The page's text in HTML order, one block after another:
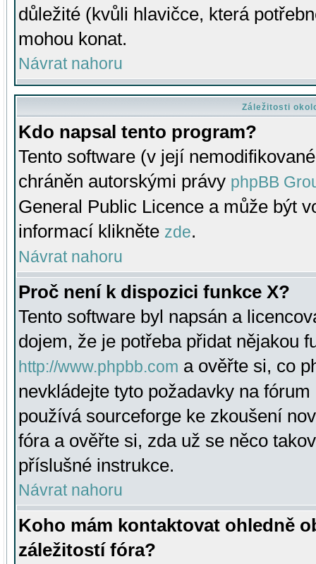
důležité (kvůli hlavičce, která
mohou konat.
Návrat nahoru
Záležitosti
Kdo napsal tento program?
Tento software (v její
chráněn autorskými právy phpBB
General Public Licence a může být
informací klikněte zde.
Návrat nahoru
Proč není k dispozici funkce X?
Tento software byl napsán a
dojem, že je potřeba přidat nějakou
http://www.phpbb.com a ověřte si, co
nevkládejte tyto požadavky na
používá sourceforge ke zkoušení
fóra a ověřte si, zda už se něco
příslušné instrukce.
Návrat nahoru
Koho mám kontaktovat ohledně
záležitostí fóra?